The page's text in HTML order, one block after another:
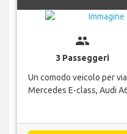
group
3 Passeggeri
Un comodo veicolo per
Mercedes E-class, Audi